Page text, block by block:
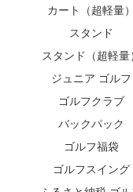
カート（超軽量）
スタンド
スタンド（超軽量
ジュニア ゴルフ
ゴルフクラブ
バックパック
ゴルフ福袋
ゴルフスイング